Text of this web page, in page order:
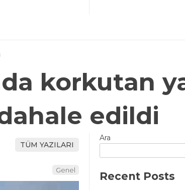
korkutan
edildi
TÜM YAZILARI
Genel
Ara
Recent Posts